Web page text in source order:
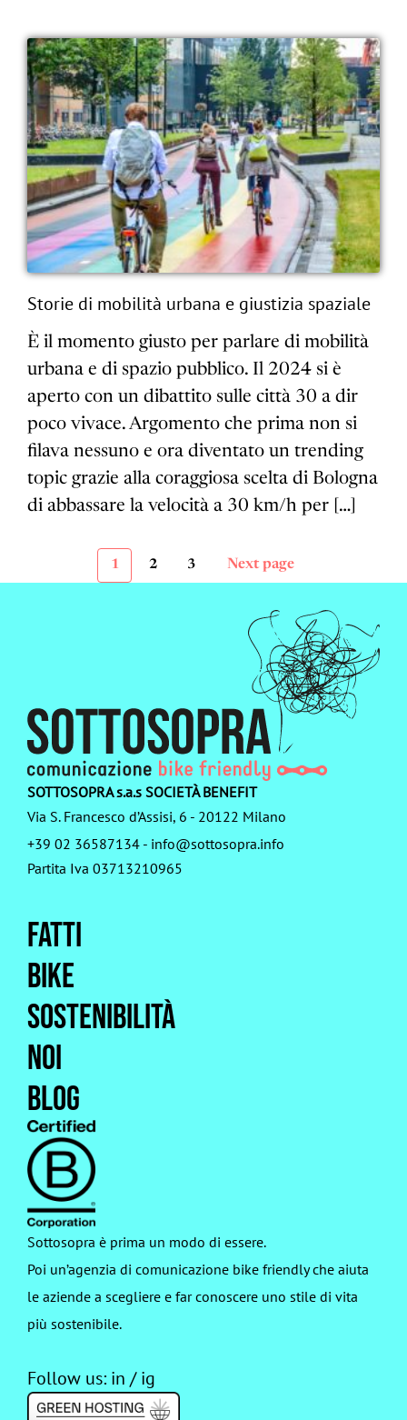
Storie di mobilità urbana e giustizia spaziale
È il momento giusto per parlare di mobilità
urbana e di spazio pubblico. Il 2024 si è
aperto con un dibattito sulle città 30 a dir
poco vivace. Argomento che prima non si
filava nessuno e ora diventato un trending
topic grazie alla coraggiosa scelta di Bologna
di abbassare la velocità a 30 km/h per […]
Paginazione
articoli
Page
1
2
3 Next page
Fatti
Bike
Sostenibilità
Noi
Blog
SOTTOSOPRA s.a.s SOCIETÀ BENEFIT
Via S. Francesco d’Assisi, 6 - 20122 Milano
+39 02 36587134 - info@sottosopra.info
Partita Iva 03713210965
Follow us: in /ig
Sottosopra è prima un modo di essere.
Poi un’agenzia di comunicazione bike friendly che aiuta
le aziende a scegliere e far conoscere uno stile di vita
più sostenibile.